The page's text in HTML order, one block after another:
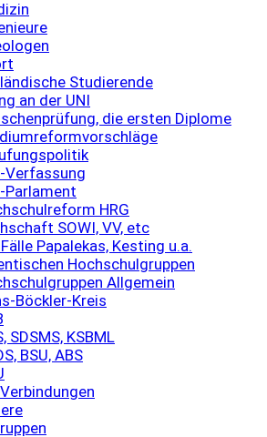
Studierende
an der UNI
die ersten Diplome
Verfassung
Parlament
HRG
SOWI, VV, etc
Papalekas, Kesting u.a.
Hochschulgruppen
Allgemein
Böckler-Kreis
SDSMS, KSBML
BSU, ABS